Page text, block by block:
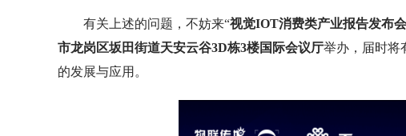
有关上述的问题，不妨来“视觉IOT消费类产业报告发布会
市龙岗区坂田街道天安云谷3D栋3楼国际会议厅举办，届时将
的发展与应用。